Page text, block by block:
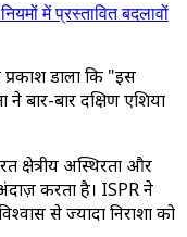
में प्रस्तावित बदलावों
डाला कि "इस
ने बार-बार दक्षिण एशिया
क्षेत्रीय अस्थिरता और
करता है। ISPR ने
से ज्यादा निराशा को